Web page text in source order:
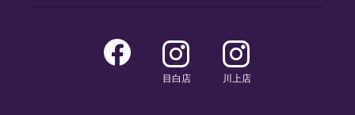
目白店 川上店